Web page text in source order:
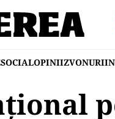
SOCIALOPINIIZVONURI